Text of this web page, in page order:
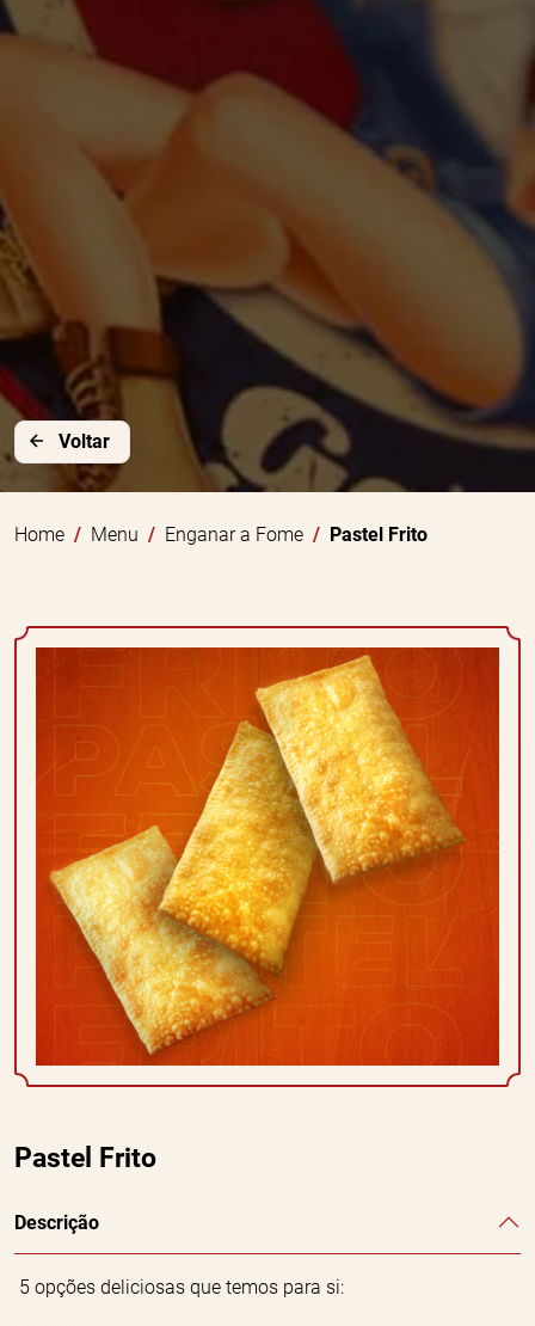
Voltar
Home Menu Enganar a Fome Pastel Frito
Pastel Frito
Descrição
5 opções deliciosas que temos para si: